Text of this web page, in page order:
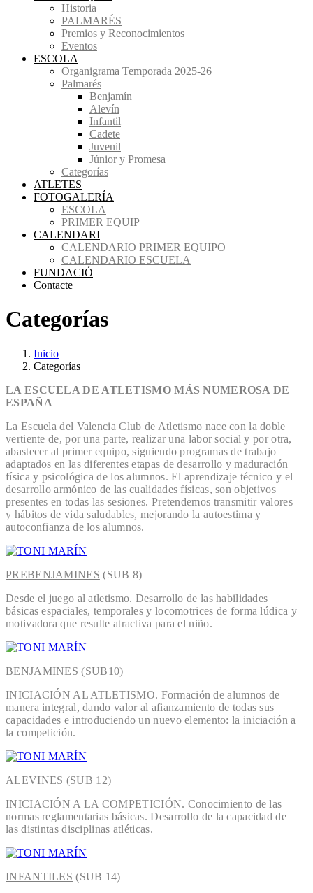
Historia
PALMARÉS
Premios y Reconocimientos
Eventos
ESCOLA
Organigrama Temporada 2025-26
Palmarés
Benjamín
Alevín
Infantil
Cadete
Juvenil
Júnior y Promesa
Categorías
ATLETES
FOTOGALERÍA
ESCOLA
PRIMER EQUIP
CALENDARI
CALENDARIO PRIMER EQUIPO
CALENDARIO ESCUELA
FUNDACIÓ
Contacte
Categorías
Inicio
Categorías
LA ESCUELA DE ATLETISMO MÁS NUMEROSA DE
ESPAÑA
La Escuela del Valencia Club de Atletismo nace con la doble
vertiente de, por una parte, realizar una labor social y por otra,
abastecer al primer equipo, siguiendo programas de trabajo
adaptados en las diferentes etapas de desarrollo y maduración
física y psicológica de los alumnos. El aprendizaje técnico y el
desarrollo armónico de las cualidades físicas, son objetivos
presentes en todas las sesiones. Pretendemos transmitir valores
y hábitos de vida saludables, mejorando la autoestima y
autoconfianza de los alumnos.
PREBENJAMINES (SUB 8)
Desde el juego al atletismo. Desarrollo de las habilidades
básicas espaciales, temporales y locomotrices de forma lúdica y
motivadora que resulte atractiva para el niño.
BENJAMINES (SUB10)
INICIACIÓN AL ATLETISMO. Formación de alumnos de
manera integral, dando valor al afianzamiento de todas sus
capacidades e introduciendo un nuevo elemento: la iniciación a
la competición.
ALEVINES (SUB 12)
INICIACIÓN A LA COMPETICIÓN. Conocimiento de las
normas reglamentarias básicas. Desarrollo de la capacidad de
las distintas disciplinas atléticas.
INFANTILES (SUB 14)